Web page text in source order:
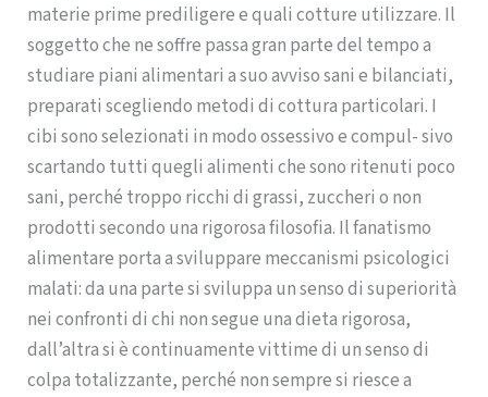
materie prime prediligere e quali cotture utilizzare. Il
soggetto che ne soffre passa gran parte del tempo a
studiare piani alimentari a suo avviso sani e bilanciati,
preparati scegliendo metodi di cottura particolari. I
cibi sono selezionati in modo ossessivo e compul- sivo
scartando tutti quegli alimenti che sono ritenuti poco
sani, perché troppo ricchi di grassi, zuccheri o non
prodotti secondo una rigorosa filosofia. Il fanatismo
alimentare porta a sviluppare meccanismi psicologici
malati: da una parte si sviluppa un senso di superiorità
nei confronti di chi non segue una dieta rigorosa,
dall’altra si è continuamente vittime di un senso di
colpa totalizzante, perché non sempre si riesce a